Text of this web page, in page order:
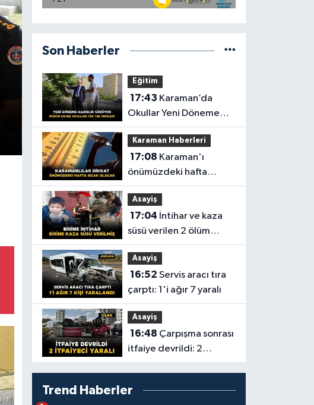
Son Haberler
Eğitim
17:43
Okullar Yeni Döneme
Hazırlanıyor
Karaman Haberleri
17:08
önümüzdeki hafta
sıcaklıklar esir aldı
Asayiş
17:04
süsü verilen 2 ölüm
aydınlatıldı
Asayiş
16:52
çarptı: 1'i ağır 7 yaralı
Asayiş
16:48
itfaiye devrildi: 2
itfaiyeci yaralı
Trend Haberler